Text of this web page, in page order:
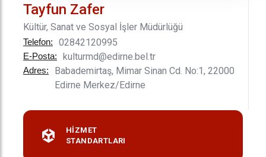
Tayfun Zafer
Kültür, Sanat ve Sosyal İşler Müdürlüğü
Telefon: 02842120995
E-Posta: kulturmd@edirne.bel.tr
Adres:
Babademirtaş, Mimar Sinan Cd. No:1, 22000
Edirne Merkez/Edirne
HİZMET
STANDARTLARI